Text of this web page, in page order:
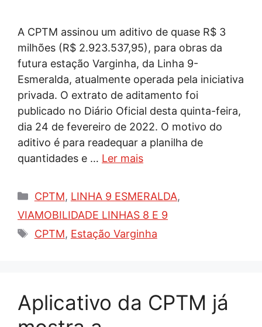
A CPTM assinou um aditivo de quase R$ 3
milhões (R$ 2.923.537,95), para obras da
futura estação Varginha, da Linha 9-
Esmeralda, atualmente operada pela iniciativa
privada. O extrato de aditamento foi
publicado no Diário Oficial desta quinta-feira,
dia 24 de fevereiro de 2022. O motivo do
aditivo é para readequar a planilha de
quantidades e … Ler mais
Categorias
CPTM, LINHA 9 ESMERALDA,
VIAMOBILIDADE LINHAS 8 E 9
Tags
CPTM, Estação Varginha
Aplicativo da CPTM já